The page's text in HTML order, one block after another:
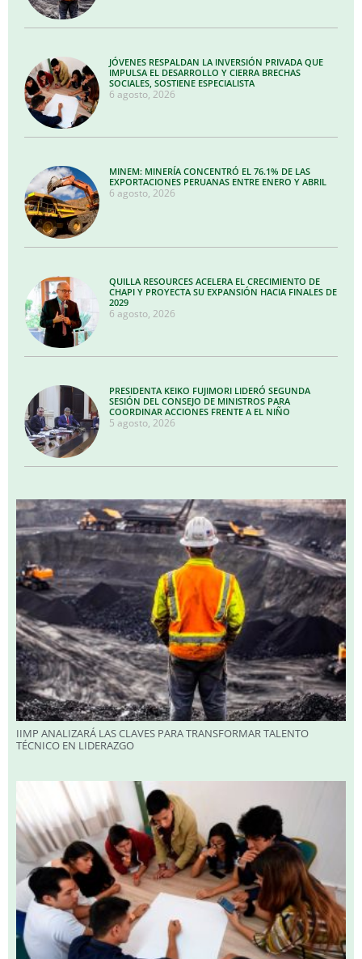
JÓVENES RESPALDAN LA INVERSIÓN PRIVADA QUE
IMPULSA EL DESARROLLO Y CIERRA BRECHAS
SOCIALES, SOSTIENE ESPECIALISTA
6 agosto, 2026
MINEM: MINERÍA CONCENTRÓ EL 76.1% DE LAS
EXPORTACIONES PERUANAS ENTRE ENERO Y ABRIL
6 agosto, 2026
QUILLA RESOURCES ACELERA EL CRECIMIENTO DE
CHAPI Y PROYECTA SU EXPANSIÓN HACIA FINALES DE
2029
6 agosto, 2026
PRESIDENTA KEIKO FUJIMORI LIDERÓ SEGUNDA
SESIÓN DEL CONSEJO DE MINISTROS PARA
COORDINAR ACCIONES FRENTE A EL NIÑO
5 agosto, 2026
IIMP ANALIZARÁ LAS CLAVES PARA TRANSFORMAR TALENTO
TÉCNICO EN LIDERAZGO